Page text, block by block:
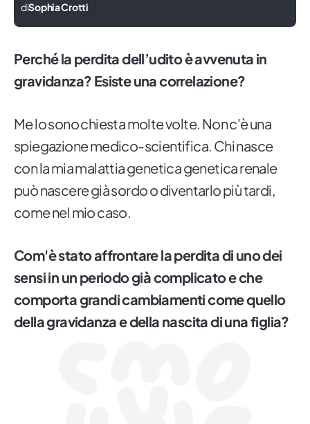
diSophia Crotti
Perché la perdita dell’udito è avvenuta in
gravidanza? Esiste una correlazione?
Me lo sono chiesta molte volte. Non c'è una
spiegazione medico-scientifica. Chi nasce
con la mia malattia genetica genetica renale
può nascere già sordo o diventarlo più tardi,
come nel mio caso.
Com'è stato affrontare la perdita di uno dei
sensi in un periodo già complicato e che
comporta grandi cambiamenti come quello
della gravidanza e della nascita di una figlia?